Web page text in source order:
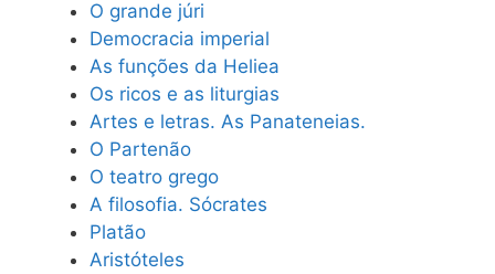
O grande júri
Democracia imperial
As funções da Heliea
Os ricos e as liturgias
Artes e letras. As Panateneias.
O Partenão
O teatro grego
A filosofia. Sócrates
Platão
Aristóteles